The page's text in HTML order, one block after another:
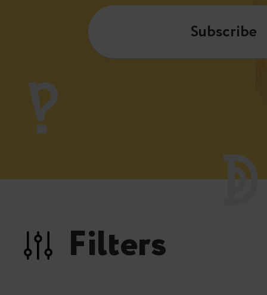
Subscribe
Filters